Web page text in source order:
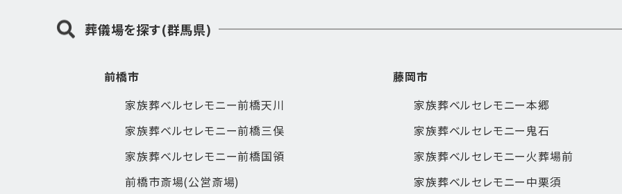
葬儀場を探す(群馬県)
前橋市
家族葬ベルセレモニー前橋天川
家族葬ベルセレモニー前橋三俣
家族葬ベルセレモニー前橋国領
前橋市斎場(公営斎場)
藤岡市
家族葬ベルセレモニー本郷
家族葬ベルセレモニー鬼石
家族葬ベルセレモニー火葬場前
家族葬ベルセレモニー中栗須